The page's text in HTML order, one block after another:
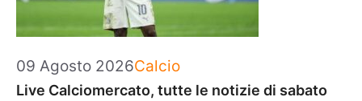
09 Agosto 2026Categorie
Calcio
Live Calciomercato, tutte le notizie di sabato